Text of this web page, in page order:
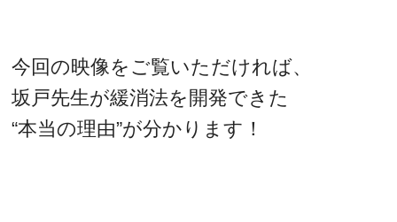
今回の映像をご覧いただければ、
坂戸先生が緩消法を開発できた
“本当の理由”が分かります！